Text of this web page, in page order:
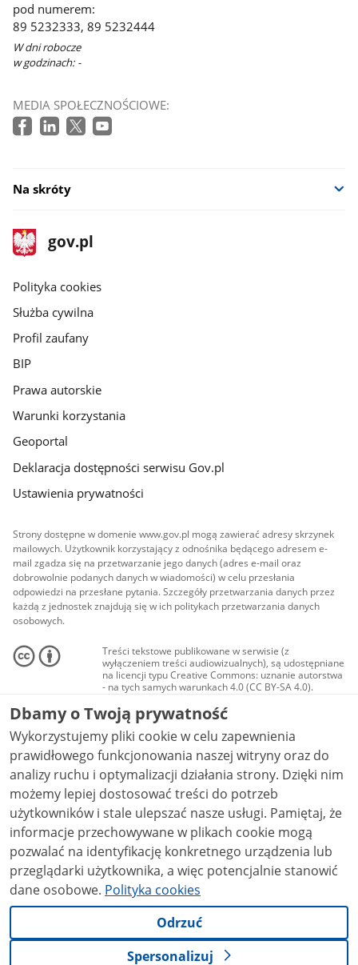
pod numerem:
89 5232333, 89 5232444
W dni robocze
w godzinach: -
MEDIA SPOŁECZNOŚCIOWE:
Na skróty
stopka
gov.pl
Strona
gov.pl
gov.pl
Polityka cookies
Służba cywilna
Profil zaufany
BIP
Prawa autorskie
Warunki korzystania
Geoportal
Deklaracja dostępności serwisu Gov.pl
Ustawienia prywatności
Strony dostępne w domenie www.gov.pl mogą zawierać adresy skrzynek
mailowych. Użytkownik korzystający z odnośnika będącego adresem e-
mail zgadza się na przetwarzanie jego danych (adres e-mail oraz
dobrowolnie podanych danych w wiadomości) w celu przesłania
odpowiedzi na przesłane pytania. Szczegóły przetwarzania danych przez
każdą z jednostek znajdują się w ich politykach przetwarzania danych
osobowych.
Treści tekstowe publikowane w serwisie (z
wyłączeniem treści audiowizualnych), są udostępniane
na licencji typu Creative Commons: uznanie autorstwa
- na tych samych warunkach 4.0 (CC BY-SA 4.0).
Materiały audiowizualne, w tym zdjęcia, materiały
audio i wideo, są udostępniane na licencji typu
Creative Commons: uznanie autorstwa użycie
niekomercyjne - bez utworów zależnych 4.0 (CC BY-
NC-ND 4.0), o ile nie jest to stwierdzone inaczej.
Dbamy o Twoją prywatność
Wykorzystujemy pliki cookie w celu zapewnienia
prawidłowego funkcjonowania naszej witryny oraz do
analizy ruchu i optymalizacji działania strony. Dzięki nim
możemy lepiej dostosować treści do potrzeb
użytkowników i stale ulepszać nasze usługi. Pamiętaj, że
informacje przechowywane w plikach cookie mogą
pozwalać na identyfikację konkretnego urządzenia lub
przeglądarki użytkownika, a więc potencjalnie stanowić
dane osobowe. Polityka cookies
Odrzuć
Spersonalizuj